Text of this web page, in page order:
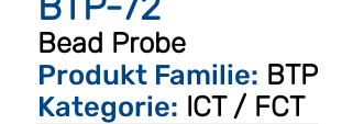
Bead Probe
Produkt Familie: BTP
Kategorie: ICT / FCT